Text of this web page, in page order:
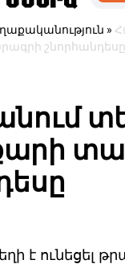
»
շնորհանդեսը
է ունեցել